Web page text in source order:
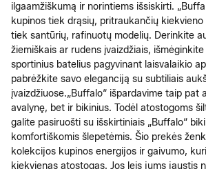
ilgaamžiškumą ir norintiems išsiskirti.
kupinos tiek drąsių, pritraukančių kiekvieno
tiek santūrių, rafinuotų modelių. Derinkite
žiemiškais ar rudens įvaizdžiais,
sportinius batelius pagyvinant laisvalaikio
pabrėžkite savo eleganciją su subtiliais
įvaizdžiuose.„Buffalo“ išpardavime taip pat
avalynę, bet ir bikinius. Todėl atostogoms
galite pasiruošti su išskirtiniais „Buffalo“
komfortiškomis šlepetėmis. Šio prekės
kolekcijos kupinos energijos ir gaivumo,
kiekvienas atostogas. Jos leis jums jaustis